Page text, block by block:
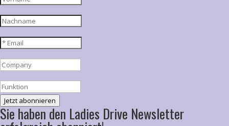
Jetzt abonnieren
Sie haben den Ladies Drive Newsletter